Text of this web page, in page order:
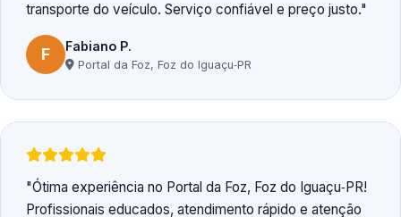
transporte do veículo. Serviço confiável e preço justo.
F Fabiano P.
Portal da Foz, Foz do Iguaçu‑PR
Ótima experiência no Portal da Foz, Foz do Iguaçu‑PR!
Profissionais educados, atendimento rápido e atenção